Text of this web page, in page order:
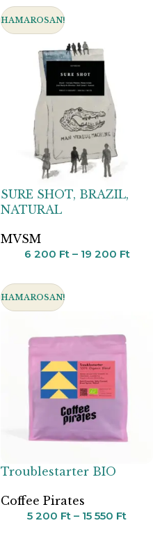
HAMAROSAN!
SURE SHOT, BRAZIL,
NATURAL
MVSM
6 200 Ft – 19 200 Ft
HAMAROSAN!
Troublestarter BIO
Coffee Pirates
5 200 Ft – 15 550 Ft